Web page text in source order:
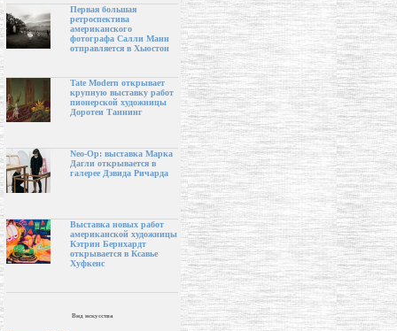
Первая большая
ретроспектива
американского
фотографа Салли Манн
отправляется в Хьюстон
Tate Modern открывает
крупную выставку работ
пионерской художницы
Доротеи Таннинг
Neo-Op: выставка Марка
Дагли открывается в
галерее Дэвида Ричарда
Выставка новых работ
американской художницы
Кэтрин Бернхардт
открывается в Ксавье
Хуфкенс
Вид искусства